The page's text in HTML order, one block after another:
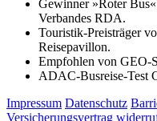
Gewinner »Roter
Verbandes RDA.
Touristik-Preisträger
Reisepavillon.
Empfohlen von GEO-
ADAC-Busreise-Test
Impressum Datenschutz
Versicherungsvertrag